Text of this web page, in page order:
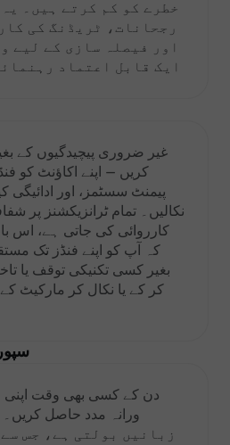
خطرے کو کم کرتے ہیں۔
رجحانات، ٹریڈنگ کی
اور فیصلہ سازی کے لیے
ایک قابل اعتماد
غیر ضروری پیچیدگیوں کے
کریں — اپنے اکاؤنٹ کو
پیمنٹ سسٹمز، اور ادائیگی
نکالیں۔ تمام ٹرانزیکشنز پر
کارروائی کی جاتی ہے، اس
کہ آپ کو اپنے فنڈز تک
بغیر کسی تکنیکی توقف یا
کر کے یا نکال کر مارکیٹ
سپورٹ 17
دن کے کسی بھی وقت اپنی
زبانیں بولتی ہے، جس